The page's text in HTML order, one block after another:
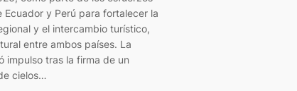
Ecuador y Perú para fortalecer la
y el intercambio turístico,
entre ambos países. La
impulso tras la firma de un
cielos…